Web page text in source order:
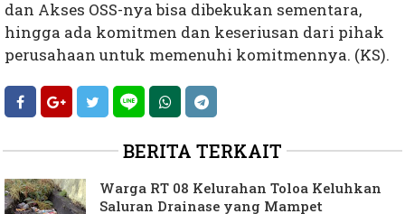
dan Akses OSS-nya bisa dibekukan sementara,
hingga ada komitmen dan keseriusan dari pihak
perusahaan untuk memenuhi komitmennya. (KS).
BERITA TERKAIT
Warga RT 08 Kelurahan Toloa Keluhkan
Saluran Drainase yang Mampet